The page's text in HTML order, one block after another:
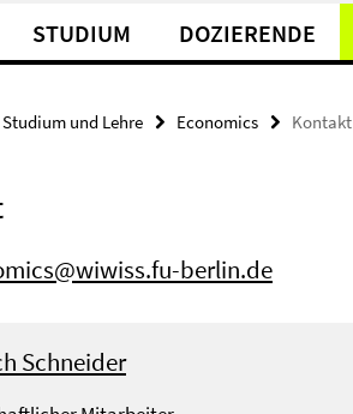
STUDIUM DOZIERENDE
Studium und Lehre Economics Kontakt
berlin.de
Schneider